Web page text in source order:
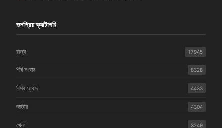
জনপ্রিয় ক্যাটাগরি
রাজ্য 17945
শীর্ষ সংবাদ 8328
বিশ্ব সংবাদ 4433
জাতীয় 4304
খেলা 3249